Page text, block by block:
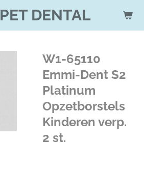
PET DENTAL
W1-65110
Emmi-Dent S2
Platinum
Opzetborstels
Kinderen verp.
2 st.